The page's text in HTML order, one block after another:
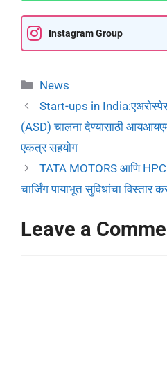
Instagram Group
News
Start-ups in
(ASD) चालना देण्यासाठी
एकत्र सहयोग
TATA MOTORS आणि HPCL
चार्जिंग पायाभूत सुविधांचा विस्तार
Leave a